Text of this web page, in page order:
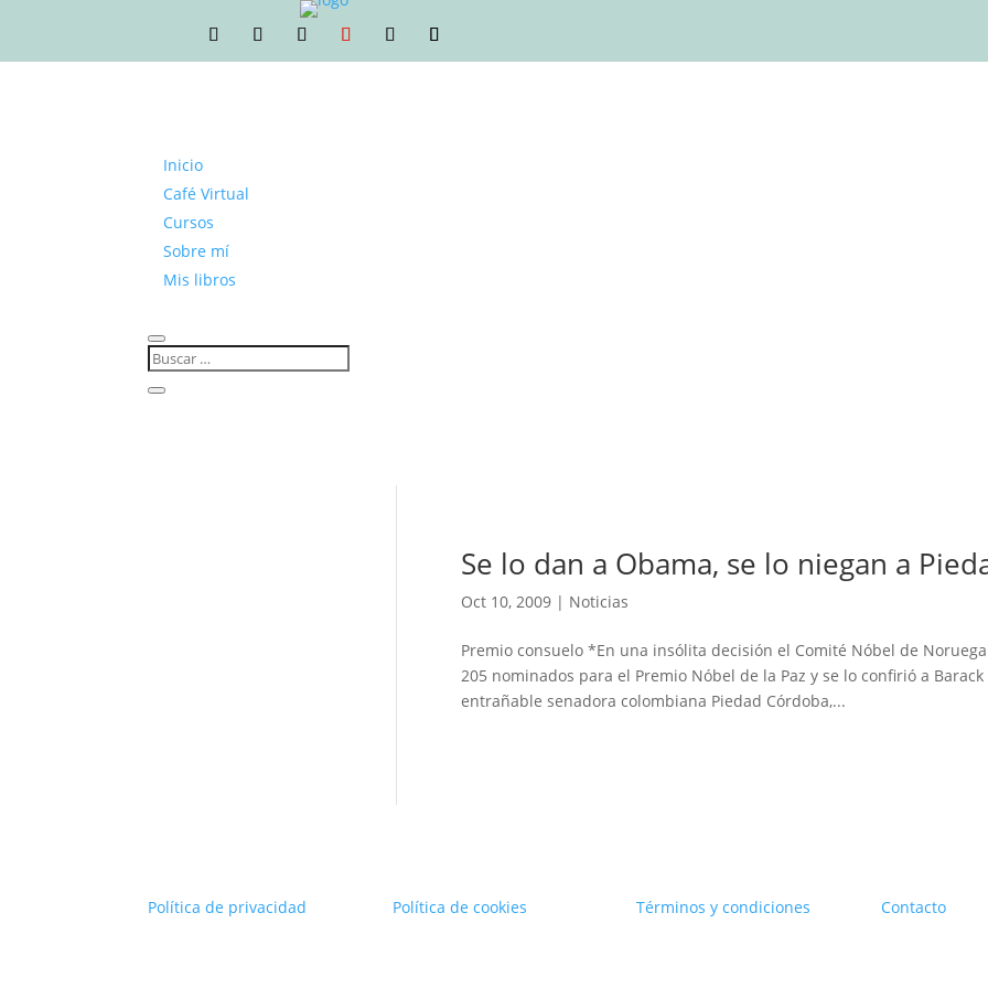
Inicio
Café Virtual
Cursos
Sobre mí
Mis libros
Se lo dan a Obama, se lo niegan a
Oct 10, 2009| Noticias
Premio consuelo *En una insólita decisión el Comité Nóbel de
205 nominados para el Premio Nóbel de la Paz y se lo confirió a
entrañable senadora colombiana Piedad Córdoba,...
Política de privacidad Política de cookies Términos y condiciones Contacto